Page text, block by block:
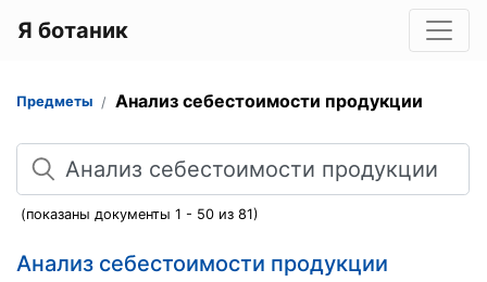
Я ботаник
Предметы Анализ себестоимости продукции
Поиск
(показаны документы 1 - 50 из 81)
Анализ себестоимости продукции